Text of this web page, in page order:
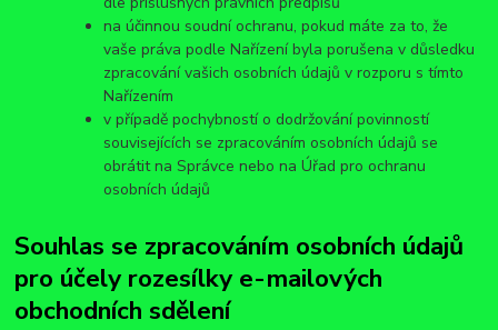
na účinnou soudní ochranu, pokud máte za to, že
vaše práva podle Nařízení byla porušena v důsledku
zpracování vašich osobních údajů v rozporu s tímto
Nařízením
v případě pochybností o dodržování povinností
souvisejících se zpracováním osobních údajů se
obrátit na Správce nebo na Úřad pro ochranu
osobních údajů
Souhlas se zpracováním osobních údajů
pro účely rozesílky e-mailových
obchodních sdělení